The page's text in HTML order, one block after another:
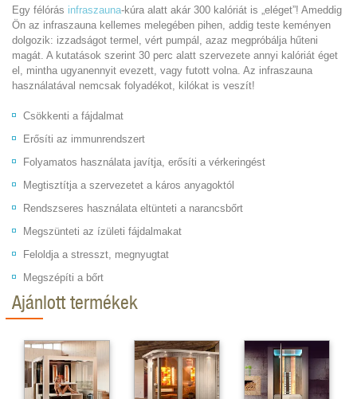
Egy félórás infraszauna-kúra alatt akár 300 kalóriát is „eléget”! Ameddig
Ön az infraszauna kellemes melegében pihen, addig teste keményen
dolgozik: izzadságot termel, vért pumpál, azaz megpróbálja hűteni
magát. A kutatások szerint 30 perc alatt szervezete annyi kalóriát éget
el, mintha ugyanennyit evezett, vagy futott volna. Az infraszauna
használatával nemcsak folyadékot, kilókat is veszít!
Csökkenti a fájdalmat
Erősíti az immunrendszert
Folyamatos használata javítja, erősíti a vérkeringést
Megtisztítja a szervezetet a káros anyagoktól
Rendszseres használata eltünteti a narancsbőrt
Megszünteti az ízületi fájdalmakat
Feloldja a stresszt, megnyugtat
Megszépíti a bőrt
Ajánlott termékek